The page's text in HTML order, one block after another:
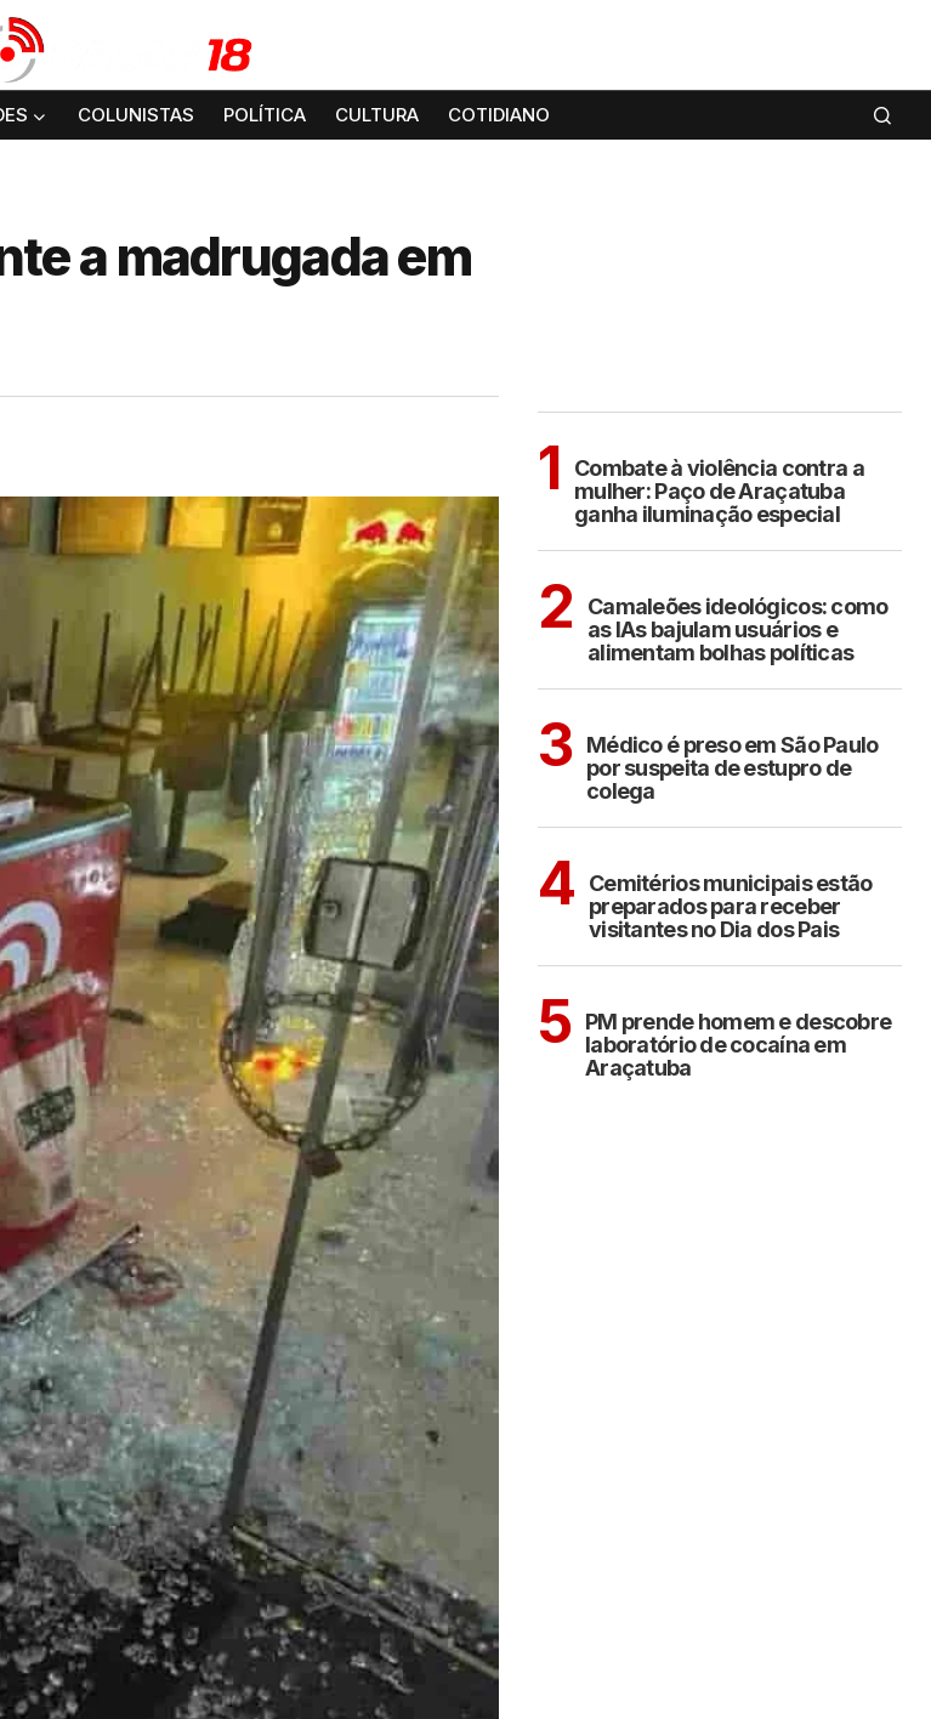
COLUNISTAS POLÍTICA CULTURA COTIDIANO
a madrugada em
1
Combate à violência contra a
mulher: Paço de Araçatuba
ganha iluminação especial
2
Camaleões ideológicos: como
as IAs bajulam usuários e
alimentam bolhas políticas
3 Médico é preso em São Paulo
por suspeita de estupro de
colega
4
Cemitérios municipais estão
preparados para receber
visitantes no Dia dos Pais
5 PM prende homem e descobre
laboratório de cocaína em
Araçatuba